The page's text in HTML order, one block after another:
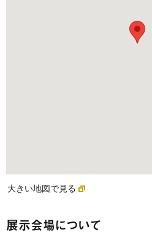
大きい地図で見る
展示会場について